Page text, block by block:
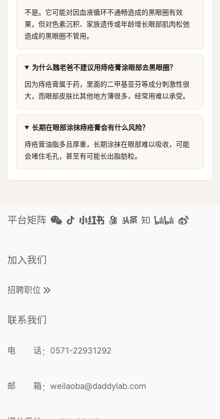
不是。它可能对因血液循环不通畅造成的黑眼圈有效
果，但对色素沉积、家族遗传或年龄增长眼部肌肉松弛
造成的黑眼圈不管用。
为什么魏老爸不建议用痔疮膏涂眼部去黑眼圈？
因为痔疮膏属于药，里面的二甲基亚芬等成分刺激性很
大，而眼部皮肤比其他地方薄很多，经常用难以承受。
长期在眼部涂抹痔疮膏会有什么风险？
痔疮膏油脂多且厚重，长期涂抹在眼部难以吸收，可能
会堵住毛孔，甚至有可能长出脂肪粒。
平台矩阵
加入我们
招聘职位
联系我们
电 话 ： 0571-22931292
邮 箱 ： weilaoba@daddylab.com